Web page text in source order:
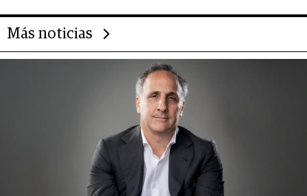
Más noticias